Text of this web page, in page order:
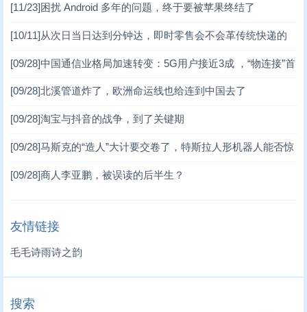
[11/23]困扰 Android 多年的问题，终于要被苹果终结了
[10/11]从次日当日达到分钟达，即时零售会不会革传统快递的
[09/28]中国通信业格局加速转变：5G用户接近3成 ，“物连接”首
超“人连接”
[09/28]北溪管道炸了，欧洲命运线也给连到中国去了
[09/28]淘宝与抖音的战争，到了关键期
[09/28]马斯克的“造人”大计要交卷了，特斯拉人形机器人能否惊
艳行业？
[09/28]商人李亚鹏，被误读的后半生？
友情链接
毛毛诗雨诗之韵
搜索